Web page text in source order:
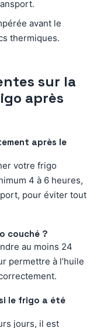
avant le
thermiques.
sur la
après
après le
votre frigo
4 à 6 heures,
pour éviter tout
couché ?
au moins 24
permettre à l’huile
le frigo a été
jours, il est